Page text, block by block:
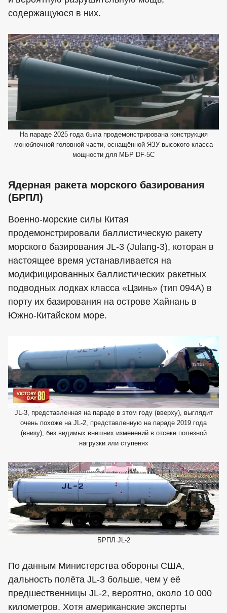
содержащуюся в них.
На параде 2025 года была продемонстрирована конструкция
моноблочной головной части, оснащённой ЯЗУ высокого класса
мощности для МБР DF-5C
Ядерная ракета морского базирования
(БРПЛ)
Военно-морские силы Китая
продемонстрировали баллистическую ракету
морского базирования JL-3 (Julang-3), которая в
настоящее время устанавливается на
модифицированных баллистических ракетных
подводных лодках класса «Цзинь» (тип 094А) в
порту их базирования на острове Хайнань в
Южно-Китайском море.
JL-3, представленная на параде в этом году (вверху), выглядит
очень похоже на JL-2, представленную на параде 2019 года
(внизу), без видимых внешних изменений в отсеке полезной
нагрузки или ступенях
БРПЛ JL-2
По данным Министерства обороны США,
дальность полёта JL-3 больше, чем у её
предшественницы JL-2, вероятно, около 10 000
километров. Хотя американские эксперты